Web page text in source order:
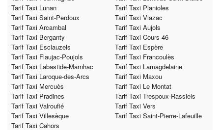
Tarif Taxi Lunan
Tarif Taxi Planioles
Tarif Taxi Saint-Perdoux
Tarif Taxi Viazac
Tarif Taxi Arcambal
Tarif Taxi Aujols
Tarif Taxi Berganty
Tarif Taxi Cours 46
Tarif Taxi Esclauzels
Tarif Taxi Espère
Tarif Taxi Flaujac-Poujols
Tarif Taxi Francoulès
Tarif Taxi Labastide-Marnhac
Tarif Taxi Lamagdelaine
Tarif Taxi Laroque-des-Arcs
Tarif Taxi Maxou
Tarif Taxi Mercuès
Tarif Taxi Le Montat
Tarif Taxi Pradines
Tarif Taxi Trespoux-Rassiels
Tarif Taxi Valroufié
Tarif Taxi Vers
Tarif Taxi Villesèque
Tarif Taxi Saint-Pierre-Lafeuille
Tarif Taxi Cahors